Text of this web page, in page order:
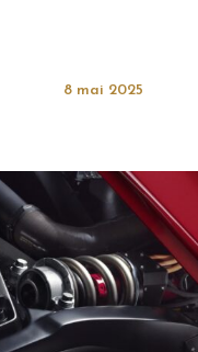
8 mai 2025